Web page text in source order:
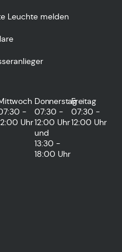
Leuchte melden
-
Uhr
Donnerstag
07:30 -
12:00 Uhr
und
13:30 -
18:00 Uhr
Freitag
07:30 -
12:00 Uhr